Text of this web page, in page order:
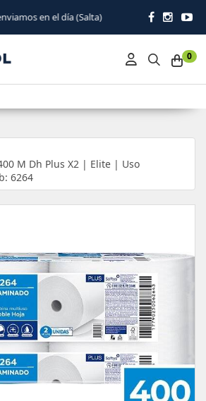
0
M Dh Plus X2 | Elite | Uso
6264